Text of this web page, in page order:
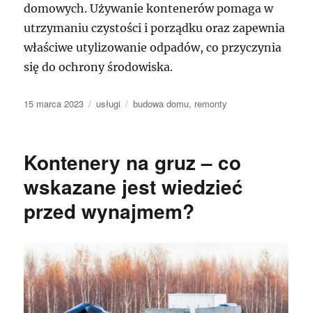
domowych. Używanie kontenerów pomaga w
utrzymaniu czystości i porządku oraz zapewnia
właściwe utylizowanie odpadów, co przyczynia
się do ochrony środowiska.
Data
15 marca 2023 Kategorie
usługi Tagi
budowa domu, remonty
Kontenery na gruz – co
wskazane jest wiedzieć
przed wynajmem?